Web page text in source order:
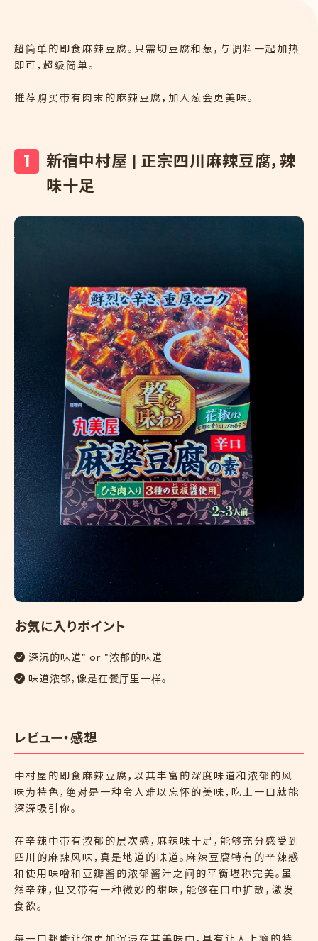
超简单的即食麻辣豆腐。只需切豆腐和葱，与调料一起加热
即可，超级简单。
推荐购买带有肉末的麻辣豆腐，加入葱会更美味。
新宿中村屋 | 正宗四川麻辣豆腐，辣
味十足
お気に入りポイント
深沉的味道" or "浓郁的味道
味道浓郁，像是在餐厅里一样。
レビュー・感想
中村屋的即食麻辣豆腐，以其丰富的深度味道和浓郁的风
味为特色，绝对是一种令人难以忘怀的美味，吃上一口就能
深深吸引你。
在辛辣中带有浓郁的层次感，麻辣味十足，能够充分感受到
四川的麻辣风味，真是地道的味道。麻辣豆腐特有的辛辣感
和使用味噌和豆瓣酱的浓郁酱汁之间的平衡堪称完美。虽
然辛辣，但又带有一种微妙的甜味，能够在口中扩散，激发
食欲。